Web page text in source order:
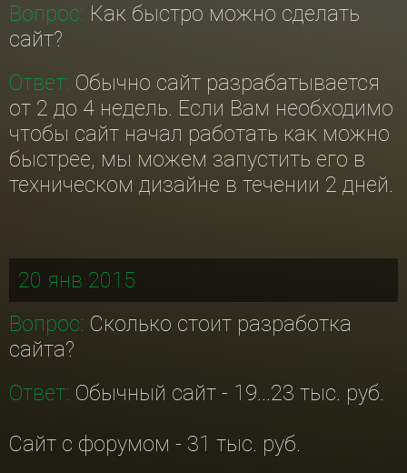
Вопрос: Как быстро можно сделать
сайт?
Ответ: Обычно сайт разрабатывается
от 2 до 4 недель. Если Вам необходимо
чтобы сайт начал работать как можно
быстрее, мы можем запустить его в
техническом дизайне в течении 2 дней.
20 янв 2015
Вопрос: Сколько стоит разработка
сайта?
Ответ: Обычный сайт - 19...23 тыс. руб.
Сайт с форумом - 31 тыс. руб.